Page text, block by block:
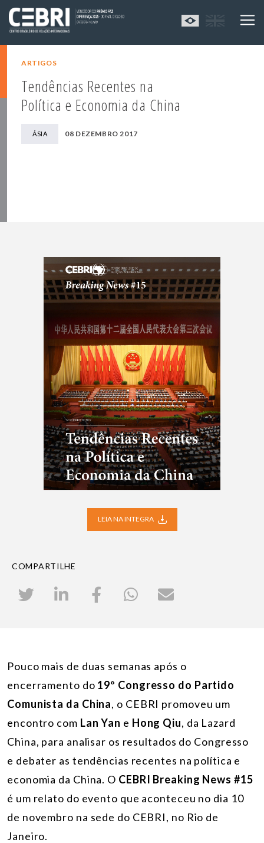
ARTIGOS
Tendências Recentes na
Política e Economia da China
ÁSIA 08 DEZEMBRO 2017
LEIA NA INTEGRA
COMPARTILHE
Pouco mais de duas semanas após o
encerramento do 19º Congresso do Partido
Comunista da China, o CEBRI promoveu um
encontro com Lan Yan e Hong Qiu, da Lazard
China, para analisar os resultados do Congresso
e debater as tendências recentes na política e
economia da China. O CEBRI Breaking News #15
é um relato do evento que aconteceu no dia 10
de novembro na sede do CEBRI, no Rio de
Janeiro.